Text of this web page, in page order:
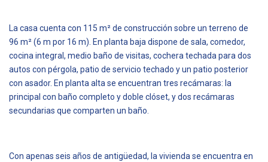
La casa cuenta con 115 m² de construcción sobre un terreno de
96 m² (6 m por 16 m). En planta baja dispone de sala, comedor,
cocina integral, medio baño de visitas, cochera techada para dos
autos con pérgola, patio de servicio techado y un patio posterior
con asador. En planta alta se encuentran tres recámaras: la
principal con baño completo y doble clóset, y dos recámaras
secundarias que comparten un baño.
Con apenas seis años de antigüedad, la vivienda se encuentra en